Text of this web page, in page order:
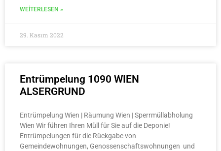
WEITERLESEN »
29. Kasım 2022
Entrümpelung 1090 WIEN
ALSERGRUND
Entrümpelung Wien | Räumung Wien | Sperrmüllabholung
Wien Wir führen Ihren Müll für Sie auf die Deponie!
Entrümpelungen für die Rückgabe von
Gemeindewohnungen, Genossenschaftswohnungen und